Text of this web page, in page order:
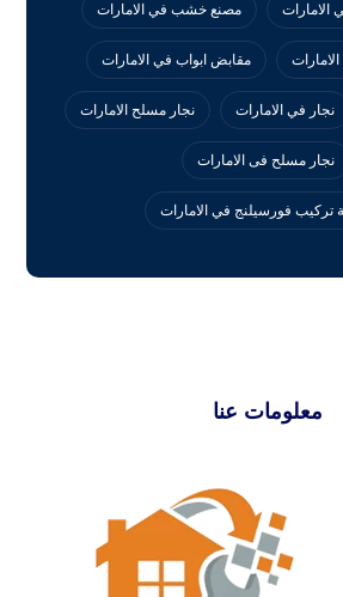
مصنع خشب في الامارات
مقابض ابواب في الامارات
نجار في الامارات نجار مسلح الامارات
نجار مسلح فى الامارات
تركيب فورسيلنج في الامارات
معلومات عنا